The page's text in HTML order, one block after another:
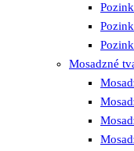
Mosadzné